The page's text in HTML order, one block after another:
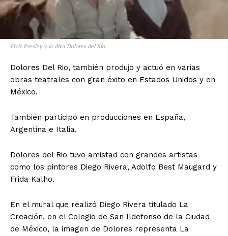
Elvis Presley y la diva Dolores del Río
Dolores Del Rio, también produjo y actuó en varias
obras teatrales con gran éxito en Estados Unidos y en
México.
También participó en producciones en España,
Argentina e Italia.
Dolores del Rio tuvo amistad con grandes artistas
como los pintores Diego Rivera, Adolfo Best Maugard y
Frida Kalho.
En el mural que realizó Diego Rivera titulado La
Creación, en el Colegio de San Ildefonso de la Ciudad
de México, la imagen de Dolores representa La